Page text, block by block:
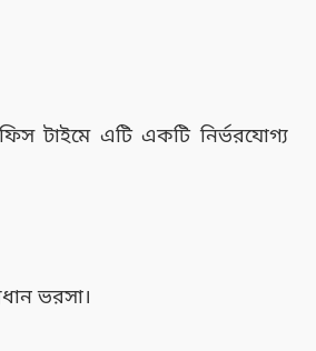
টাইমে এটি একটি নির্ভরযোগ্য
ভরসা।